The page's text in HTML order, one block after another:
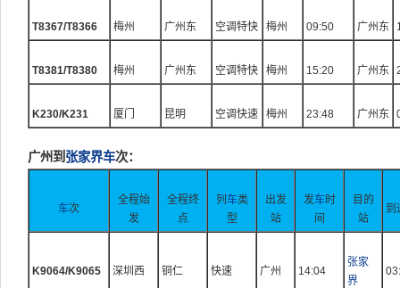
T8367/T8366 梅州 广州东 空调特快 梅州 09:50 广州东
T8381/T8380 梅州 广州东 空调特快 梅州 15:20 广州东
K230/K231 厦门 昆明 空调快速 梅州 23:48 广州东
广州到 张家界车次：
车次
全程始
发
全程终
点
列 车类
型
出发
站
发车时
间
目的
站
到
K9064/K9065 深圳西 铜仁 快速 广州 14:04
张家
界